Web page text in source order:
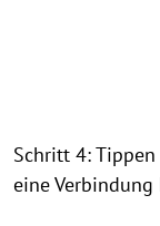
Schritt 4: Tippen
eine